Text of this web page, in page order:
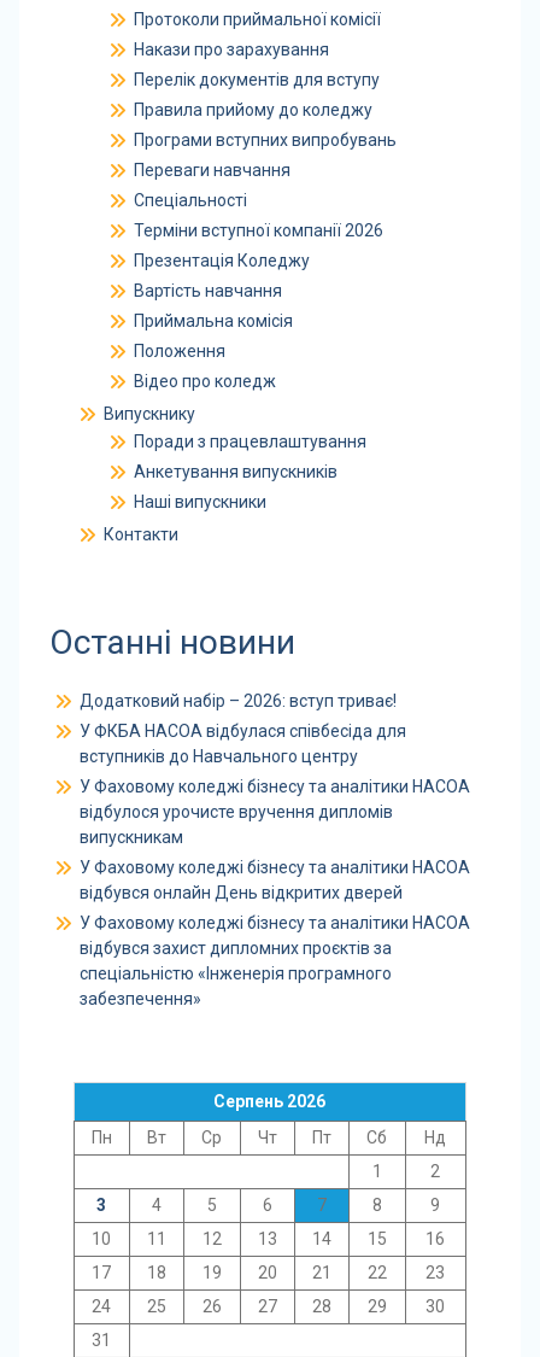
Протоколи приймальної комісії
Накази про зарахування
Перелік документів для вступу
Правила прийому до коледжу
Програми вступних випробувань
Переваги навчання
Спеціальності
Терміни вступної компанії 2026
Презентація Коледжу
Вартість навчання
Приймальна комісія
Положення
Відео про коледж
Випускнику
Поради з працевлаштування
Анкетування випускників
Наші випускники
Контакти
Останні новини
Додатковий набір – 2026: вступ триває!
У ФКБА НАСОА відбулася співбесіда для
вступників до Навчального центру
У Фаховому коледжі бізнесу та аналітики НАСОА
відбулося урочисте вручення дипломів
випускникам
У Фаховому коледжі бізнесу та аналітики НАСОА
відбувся онлайн День відкритих дверей
У Фаховому коледжі бізнесу та аналітики НАСОА
відбувся захист дипломних проєктів за
спеціальністю «Інженерія програмного
забезпечення»
Серпень 2026
Пн
Вт Ср Чт Пт Сб
Нд
1
2
3
4 5 6 7 8
9
10
11 12 13 14 15
16
17
18 19 20 21 22
23
24
25 26 27 28 29
30
31